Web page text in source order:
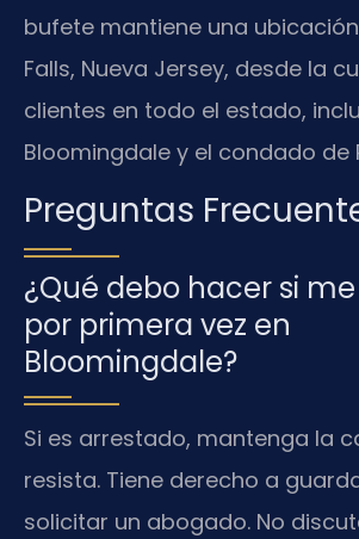
bufete mantiene una
Falls, Nueva Jersey, desde la
clientes en todo el estado,
Bloomingdale y el condado de
Preguntas
¿Qué debo hacer si
por primera vez en
Bloomingdale?
Si es arrestado, mantenga la
resista. Tiene derecho a
solicitar un abogado. No